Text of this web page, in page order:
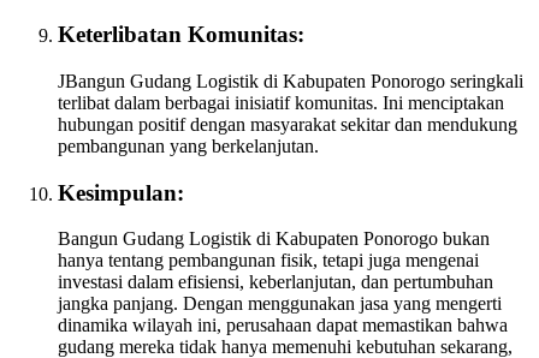
Keterlibatan Komunitas:
JBangun Gudang Logistik di Kabupaten Ponorogo seringkali
terlibat dalam berbagai inisiatif komunitas. Ini menciptakan
hubungan positif dengan masyarakat sekitar dan mendukung
pembangunan yang berkelanjutan.
Kesimpulan:
Bangun Gudang Logistik di Kabupaten Ponorogo bukan
hanya tentang pembangunan fisik, tetapi juga mengenai
investasi dalam efisiensi, keberlanjutan, dan pertumbuhan
jangka panjang. Dengan menggunakan jasa yang mengerti
dinamika wilayah ini, perusahaan dapat memastikan bahwa
gudang mereka tidak hanya memenuhi kebutuhan sekarang,